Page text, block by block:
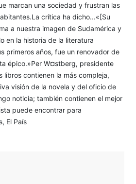
marcan una sociedad y frustran las
crítica ha dicho...«[Su
a nuestra imagen de Sudamérica y
en la historia de la literatura
primeros años, fue un renovador de
épico.»Per W¤stberg, presidente
libros contienen la más compleja,
visión de la novela y del oficio de
noticia; también contienen el mejor
puede encontrar para
El País